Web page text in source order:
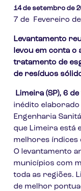
14 de setembro de
7 de Fevereiro
Levantamento
levou em conta o
tratamento de
de resíduos
Limeira (SP), 6
inédito
Engenharia
que Limeira está
melhores índices
O levantamento
municípios com
toda as regiões.
de melhor